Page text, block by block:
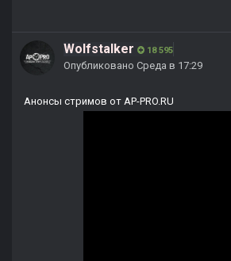
Wolfstalker 18 595
Опубликовано Среда в 17:29
Анонсы стримов от AP-PRO.RU